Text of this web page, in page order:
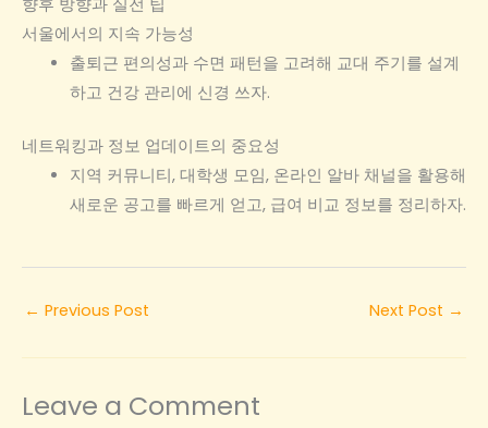
서울에서의 지속 가능성
출퇴근 편의성과 수면 패턴을 고려해 교대 주기를 설계
하고 건강 관리에 신경 쓰자.
네트워킹과 정보 업데이트의 중요성
지역 커뮤니티, 대학생 모임, 온라인 알바 채널을 활용해
새로운 공고를 빠르게 얻고, 급여 비교 정보를 정리하자.
← Previous Post Next Post →
Leave a Comment